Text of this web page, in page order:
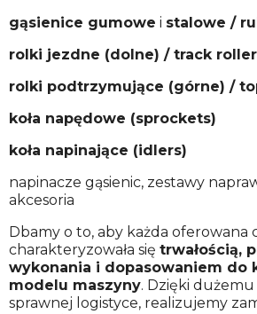
gąsienice gumowe i stalowe /
rolki jezdne (dolne) / track
rolki podtrzymujące (górne) /
koła napędowe (sprockets)
koła napinające (idlers)
napinacze gąsienic, zestawy
akcesoria
Dbamy o to, aby każda oferowana
charakteryzowała się trwałością,
wykonania i dopasowaniem do
modelu maszyny. Dzięki
sprawnej logistyce, realizujemy